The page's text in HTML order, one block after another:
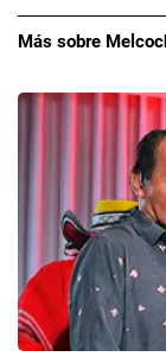
Más sobre